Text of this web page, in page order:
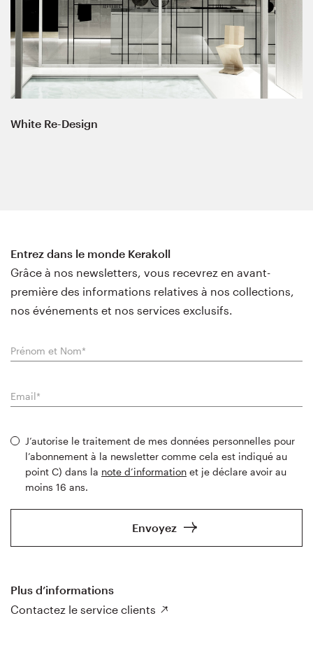
White Re-Design
Entrez dans le monde Kerakoll
Grâce à nos newsletters, vous recevrez en avant-
première des informations relatives à nos collections,
nos événements et nos services exclusifs.
J’autorise le traitement de mes données personnelles pour
l’abonnement à la newsletter comme cela est indiqué au
point C) dans la note d’information et je déclare avoir au
moins 16 ans.
Envoyez
Plus d’informations
Contactez le service clients